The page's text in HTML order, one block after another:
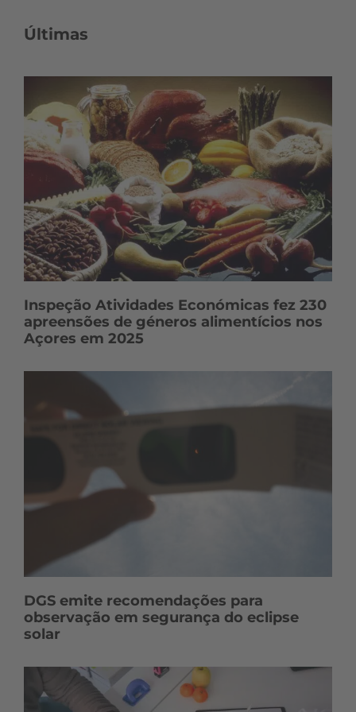
o
t
e
ú
d
s
Últimas
Inspeção Atividades Económicas fez 230
apreensões de géneros alimentícios nos
Açores em 2025
DGS emite recomendações para
observação em segurança do eclipse
solar